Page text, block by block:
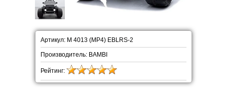
Артикул: M 4013 (MP4) EBLRS-2
Производитель: BAMBI
Рейтинг: